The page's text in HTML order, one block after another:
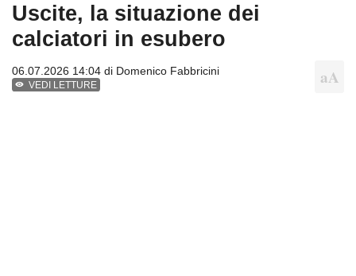
Uscite, la situazione dei
calciatori in esubero
06.07.2026 14:04 di Domenico Fabbricini
VEDI LETTURE